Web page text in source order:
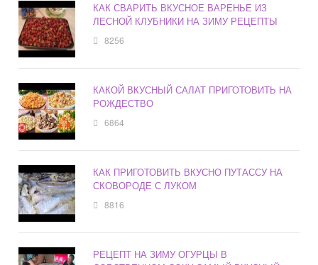
КАК СВАРИТЬ ВКУСНОЕ ВАРЕНЬЕ ИЗ
ЛЕСНОЙ КЛУБНИКИ НА ЗИМУ РЕЦЕПТЫ
8256
КАКОЙ ВКУСНЫЙ САЛАТ ПРИГОТОВИТЬ НА
РОЖДЕСТВО
6864
КАК ПРИГОТОВИТЬ ВКУСНО ПУТАССУ НА
СКОВОРОДЕ С ЛУКОМ
8816
РЕЦЕПТ НА ЗИМУ ОГУРЦЫ В